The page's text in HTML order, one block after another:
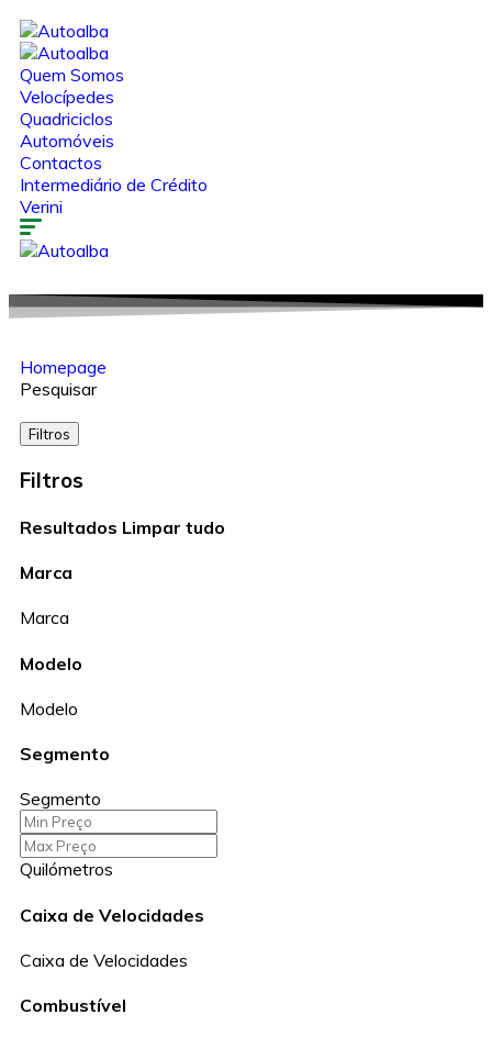
Quem Somos
Velocípedes
Quadriciclos
Automóveis
Contactos
Intermediário de Crédito
Verini
Homepage
Pesquisar
Filtros
Filtros
Resultados Limpar tudo
Marca
Marca
Modelo
Modelo
Segmento
Segmento
Quilómetros
Caixa de Velocidades
Caixa de Velocidades
Combustível